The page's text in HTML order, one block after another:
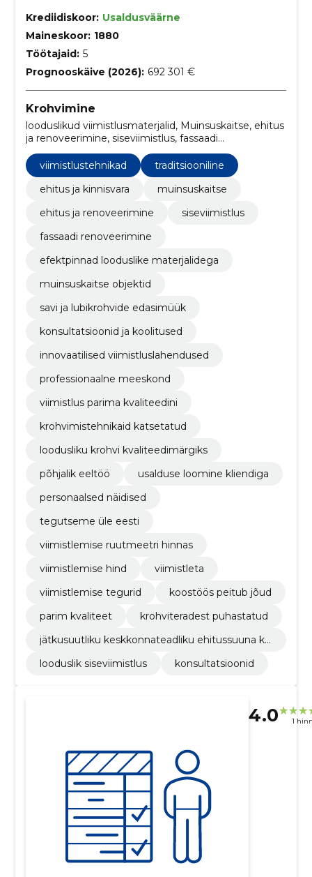
Krediidiskoor: Usaldusväärne
Maineskoor: 1880
Töötajaid: 5
Prognooskäive (2026): 692 301 €
Krohvimine
looduslikud viimistlusmaterjalid, Muinsuskaitse, ehitus
ja renoveerimine, siseviimistlus, fassaadi
renoveerimine, efektpinnad looduslike materjalidega,
muinsuskaitse objektid, savi ja lubikrohvide
edasimüük, konsultatsioonid ja koolitused,
viimistlustehnikad
viimistlustehnikad
traditsiooniline
ehitus ja kinnisvara
muinsuskaitse
ehitus ja renoveerimine
siseviimistlus
fassaadi renoveerimine
efektpinnad looduslike materjalidega
muinsuskaitse objektid
savi ja lubikrohvide edasimüük
konsultatsioonid ja koolitused
innovaatilised viimistluslahendused
professionaalne meeskond
viimistlus parima kvaliteedini
krohvimistehnikaid katsetatud
loodusliku krohvi kvaliteedimärgiks
põhjalik eeltöö
usalduse loomine kliendiga
personaalsed näidised
tegutseme üle eesti
viimistlemise ruutmeetri hinnas
viimistlemise hind
viimistleta
viimistlemise tegurid
koostöös peitub jõud
parim kvaliteet
krohviteradest puhastatud
jätkusuutliku keskkonnateadliku ehitussuuna ku
looduslik siseviimistlus
konsultatsioonid
4.0 1